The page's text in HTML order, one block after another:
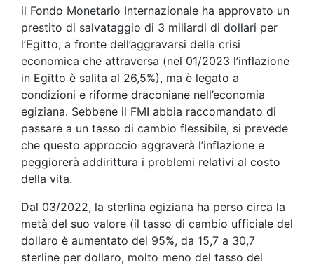
il Fondo Monetario Internazionale ha approvato un
prestito di salvataggio di 3 miliardi di dollari per
l’Egitto, a fronte dell’aggravarsi della crisi
economica che attraversa (nel 01/2023 l’inflazione
in Egitto è salita al 26,5%), ma è legato a
condizioni e riforme draconiane nell’economia
egiziana. Sebbene il FMI abbia raccomandato di
passare a un tasso di cambio flessibile, si prevede
che questo approccio aggraverà l’inflazione e
peggiorerà addirittura i problemi relativi al costo
della vita.
Dal 03/2022, la sterlina egiziana ha perso circa la
metà del suo valore (il tasso di cambio ufficiale del
dollaro è aumentato del 95%, da 15,7 a 30,7
sterline per dollaro, molto meno del tasso del